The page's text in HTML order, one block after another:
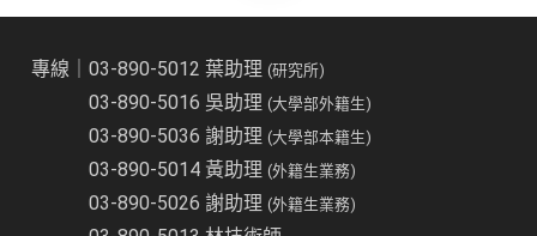
專線｜03-890-5012 葉助理(研究所)
03-890-5016 吳助理(大學部外籍生)
03-890-5036 謝助理(大學部本籍生)
03-890-5014 黃助理(外籍生業務)
03-890-5026 謝助理(外籍生業務)